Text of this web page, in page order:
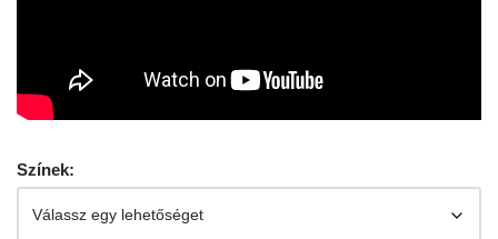
Színek: